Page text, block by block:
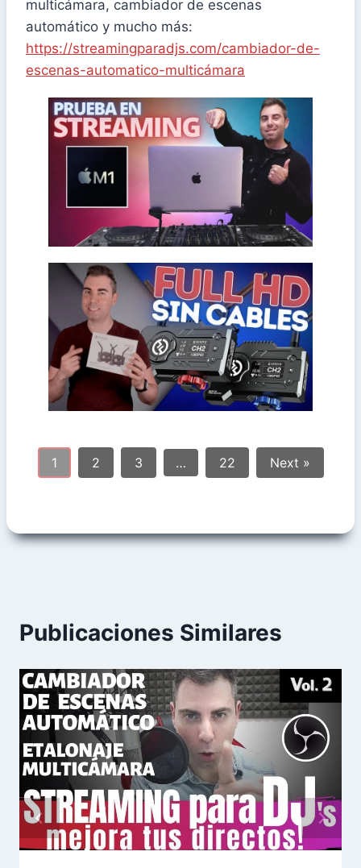
multicámara, cambiador de escenas
automático y mucho más:
https://streamingparadjs.com/cambiador-de-
escenas-automatico-multicámara
El M1 de Apple a prueba en
streaming
Pongo a prueba el nuevo procesador M1 de
Apple en streaming. Una de las pruebas que
más curiosidad ha suscitado
HDMI inalámbrico para tus
cámaras, el MARS 400S Pro
Si tu proyecto de streaming necesita
movilidad en alguna cámara y estás buscando
un HDMI inalámbrico o alguna solución para
1 2 3 … 22 Next »
Publicaciones Similares